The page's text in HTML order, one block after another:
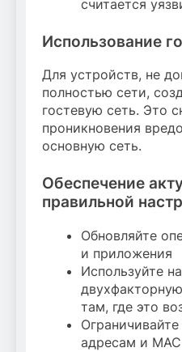
считается
Использование
Для устройств, не
полностью сети,
гостевую сеть. Это
проникновения
основную сеть.
Обеспечение
правильной
Обновляйте
и приложения
Используйте
там, где это
адресам и